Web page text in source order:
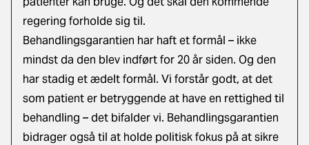
regering forholde sig til.
Behandlingsgarantien har haft et formål – ikke
mindst da den blev indført for 20 år siden. Og den
har stadig et ædelt formål. Vi forstår godt, at det
som patient er betryggende at have en rettighed til
behandling – det bifalder vi. Behandlingsgarantien
bidrager også til at holde politisk fokus på at sikre